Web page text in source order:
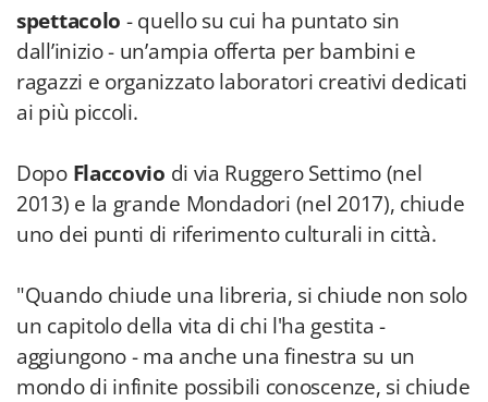
spettacolo - quello su cui ha puntato sin
dall’inizio - un’ampia offerta per bambini e
ragazzi e organizzato laboratori creativi dedicati
ai più piccoli.
Dopo Flaccovio di via Ruggero Settimo (nel
2013) e la grande Mondadori (nel 2017), chiude
uno dei punti di riferimento culturali in città.
"Quando chiude una libreria, si chiude non solo
un capitolo della vita di chi l'ha gestita -
aggiungono - ma anche una finestra su un
mondo di infinite possibili conoscenze, si chiude